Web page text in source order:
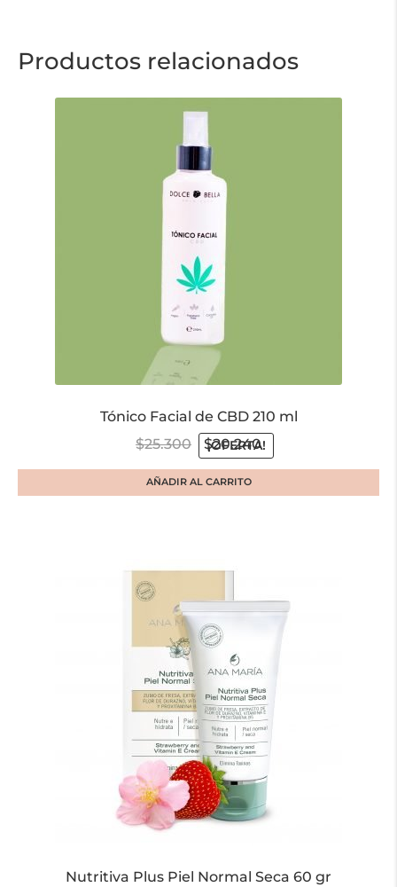
Productos relacionados
Tónico Facial de CBD 210 ml
¡OFERTA!
$25.300 $20.240
AÑADIR AL CARRITO
Nutritiva Plus Piel Normal Seca 60 gr